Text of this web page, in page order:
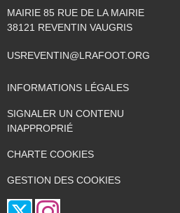
MAIRIE 85 RUE DE LA MAIRIE
38121 REVENTIN VAUGRIS
USREVENTIN@LRAFOOT.ORG
INFORMATIONS LÉGALES
SIGNALER UN CONTENU
INAPPROPRIÉ
CHARTE COOKIES
GESTION DES COOKIES